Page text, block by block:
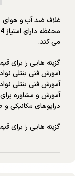
غلاف ضد آب و هوای
می کند.
گزینه هایی را برای
آموزش فنی بنتلی
آموزش فنی بنتلی
آموزش و مشاوره
درایوهای مکانیکی و
گزینه هایی را برای